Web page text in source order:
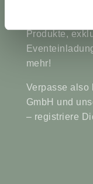
Produkte,
mehr!
Verpasse also
GmbH und
– registriere